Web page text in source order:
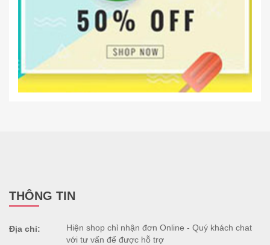
THÔNG TIN
Địa chỉ:
Hiện shop chỉ nhận đơn Online - Quý khách chat
với tư vấn để được hỗ trợ